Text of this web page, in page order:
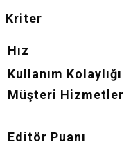
Kriter
Hız
Kullanım Kolaylığı
Müşteri
Editör Puanı